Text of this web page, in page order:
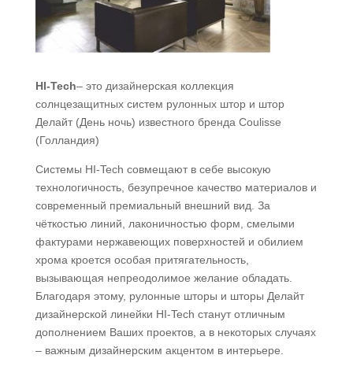
HI-Tech– это дизайнерская коллекция
солнцезащитных систем рулонных штор и штор
Делайт (День ночь) известного бренда Coulisse
(Голландия)
Системы HI-Tech совмещают в себе высокую
технологичность, безупречное качество материалов и
современный премиальный внешний вид. За
чёткостью линий, лаконичностью форм, смелыми
фактурами нержавеющих поверхностей и обилием
хрома кроется особая притягательность,
вызывающая непреодолимое желание обладать.
Благодаря этому, рулонные шторы и шторы Делайт
дизайнерской линейки HI-Tech станут отличным
дополнением Ваших проектов, а в некоторых случаях
– важным дизайнерским акцентом в интерьере.